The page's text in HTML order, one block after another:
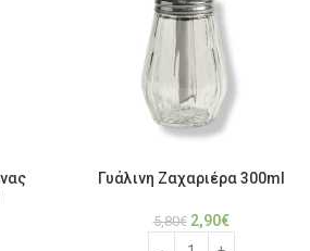
Γυάλινη Ζαχαριέρα 300ml
5,80€ 2,90€